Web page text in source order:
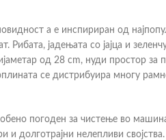
а е инспириран од
Рибата, јадењата со јајца и
од 28 cm, нуди простор
се дистрибуира многу
погоден за чистење во
и долготрајни нелепливи својства.